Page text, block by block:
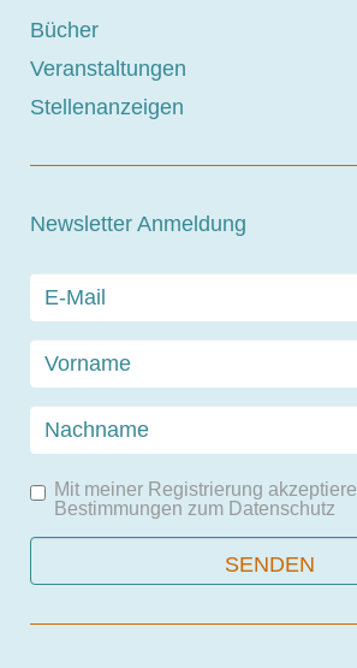
Bücher
Veranstaltungen
Stellenanzeigen
Newsletter Anmeldung
Mit meiner Registrierung
Bestimmungen zum Datenschutz